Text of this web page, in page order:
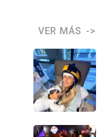
VER MÁS